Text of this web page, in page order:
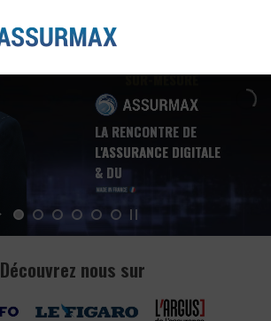
LA RENCONTRE DE
& DU
L'ASSURANCE DIGITALE
Découvrez nous sur